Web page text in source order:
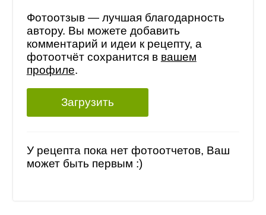
Фотоотзыв — лучшая благодарность
автору. Вы можете добавить
комментарий и идеи к рецепту, а
фотоотчёт сохранится в вашем
профиле.
Загрузить
У рецепта пока нет фотоотчетов, Ваш
может быть первым :)